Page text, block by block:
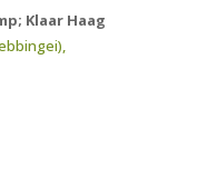
Klaar Haag